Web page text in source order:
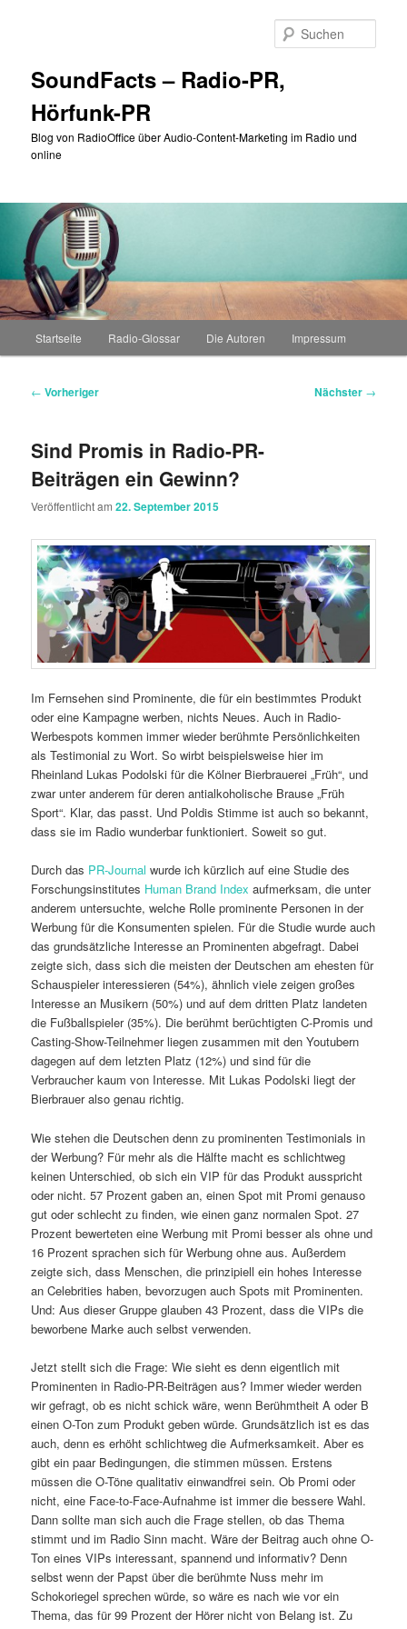
SoundFacts – Radio-PR,
Hörfunk-PR
Blog von RadioOffice über Audio-Content-Marketing im Radio und
online
Startseite Radio-Glossar Die Autoren Impressum
Beitragsnavigation
← Vorheriger Nächster →
Sind Promis in Radio-PR-
Beiträgen ein Gewinn?
Veröffentlicht am22. September 2015
Im Fernsehen sind Prominente, die für ein bestimmtes Produkt
oder eine Kampagne werben, nichts Neues. Auch in Radio-
Werbespots kommen immer wieder berühmte Persönlichkeiten
als Testimonial zu Wort. So wirbt beispielsweise hier im
Rheinland Lukas Podolski für die Kölner Bierbrauerei „Früh“, und
zwar unter anderem für deren antialkoholische Brause „Früh
Sport“. Klar, das passt. Und Poldis Stimme ist auch so bekannt,
dass sie im Radio wunderbar funktioniert. Soweit so gut.
Durch das PR-Journal wurde ich kürzlich auf eine Studie des
Forschungsinstitutes Human Brand Index aufmerksam, die unter
anderem untersuchte, welche Rolle prominente Personen in der
Werbung für die Konsumenten spielen. Für die Studie wurde auch
das grundsätzliche Interesse an Prominenten abgefragt. Dabei
zeigte sich, dass sich die meisten der Deutschen am ehesten für
Schauspieler interessieren (54%), ähnlich viele zeigen großes
Interesse an Musikern (50%) und auf dem dritten Platz landeten
die Fußballspieler (35%). Die berühmt berüchtigten C-Promis und
Casting-Show-Teilnehmer liegen zusammen mit den Youtubern
dagegen auf dem letzten Platz (12%) und sind für die
Verbraucher kaum von Interesse. Mit Lukas Podolski liegt der
Bierbrauer also genau richtig.
Wie stehen die Deutschen denn zu prominenten Testimonials in
der Werbung? Für mehr als die Hälfte macht es schlichtweg
keinen Unterschied, ob sich ein VIP für das Produkt ausspricht
oder nicht. 57 Prozent gaben an, einen Spot mit Promi genauso
gut oder schlecht zu finden, wie einen ganz normalen Spot. 27
Prozent bewerteten eine Werbung mit Promi besser als ohne und
16 Prozent sprachen sich für Werbung ohne aus. Außerdem
zeigte sich, dass Menschen, die prinzipiell ein hohes Interesse
an Celebrities haben, bevorzugen auch Spots mit Prominenten.
Und: Aus dieser Gruppe glauben 43 Prozent, dass die VIPs die
beworbene Marke auch selbst verwenden.
Jetzt stellt sich die Frage: Wie sieht es denn eigentlich mit
Prominenten in Radio-PR-Beiträgen aus? Immer wieder werden
wir gefragt, ob es nicht schick wäre, wenn Berühmtheit A oder B
einen O-Ton zum Produkt geben würde. Grundsätzlich ist es das
auch, denn es erhöht schlichtweg die Aufmerksamkeit. Aber es
gibt ein paar Bedingungen, die stimmen müssen. Erstens
müssen die O-Töne qualitativ einwandfrei sein. Ob Promi oder
nicht, eine Face-to-Face-Aufnahme ist immer die bessere Wahl.
Dann sollte man sich auch die Frage stellen, ob das Thema
stimmt und im Radio Sinn macht. Wäre der Beitrag auch ohne O-
Ton eines VIPs interessant, spannend und informativ? Denn
selbst wenn der Papst über die berühmte Nuss mehr im
Schokoriegel sprechen würde, so wäre es nach wie vor ein
Thema, das für 99 Prozent der Hörer nicht von Belang ist. Zu